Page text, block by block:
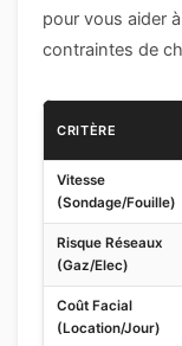
pour vous aider
contraintes de
CRITÈRE
Vitesse
(Sondage/Fouille)
Risque Réseaux
(Gaz/Elec)
Coût Facial
(Location/Jour)